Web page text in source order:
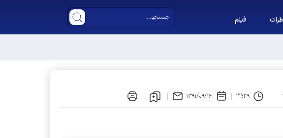
فیلم
۲۲:۳۹ ۱۳۹۱/۰۹/۱۶